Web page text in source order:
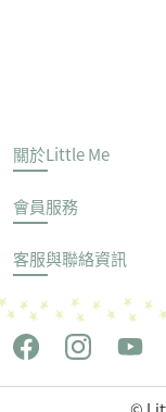
關於Little Me
會員服務
客服與聯絡資訊